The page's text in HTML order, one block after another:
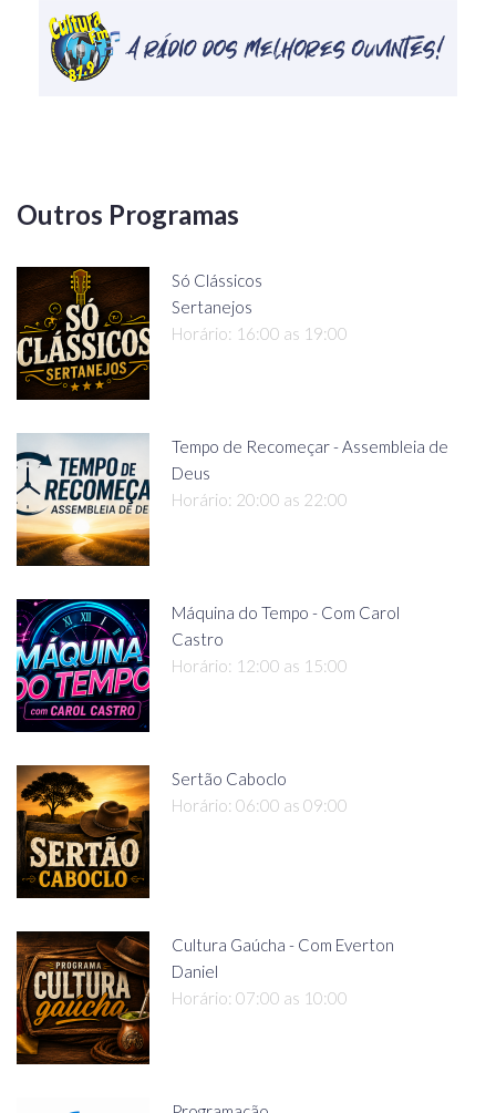
Outros Programas
Só Clássicos
Sertanejos
Horário: 16:00 as 19:00
Tempo de Recomeçar - Assembleia de
Deus
Horário: 20:00 as 22:00
Máquina do Tempo - Com Carol
Castro
Horário: 12:00 as 15:00
Sertão Caboclo
Horário: 06:00 as 09:00
Cultura Gaúcha - Com Everton
Daniel
Horário: 07:00 as 10:00